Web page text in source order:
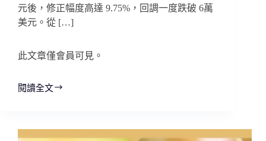
元後，修正幅度高達 9.75%，回調一度跌破 6萬
美元。從 […]
此文章僅會員可見。
閱讀全文
10/9
盤